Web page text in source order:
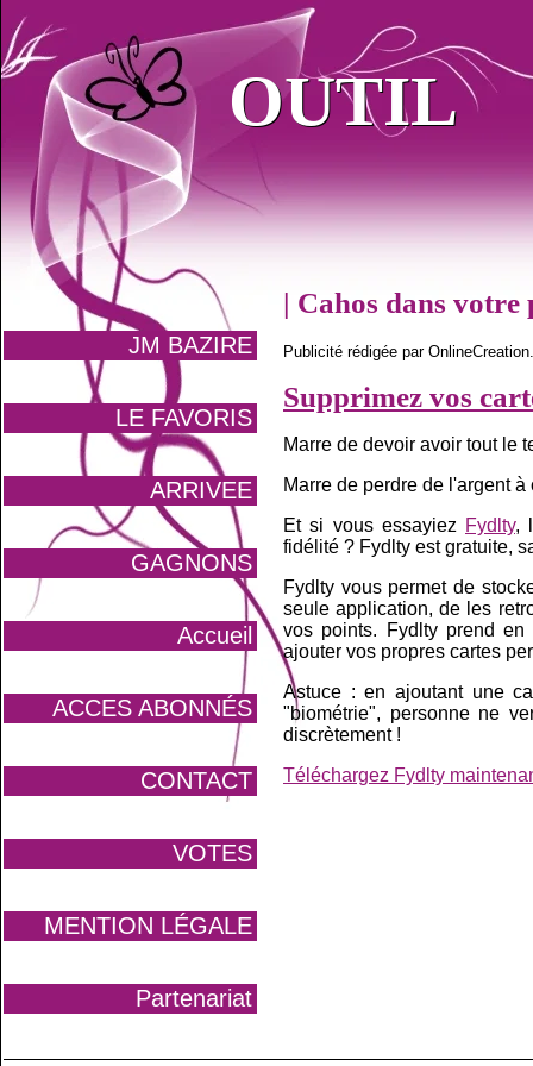
OUTIL
OUTIL
JM BAZIRE
LE FAVORIS
ARRIVEE
GAGNONS
Accueil
ACCES ABONNÉS
CONTACT
VOTES
MENTION LÉGALE
Partenariat
| Cahos dans votre
Publicité rédigée par
Supprimez vos
Marre de devoir avoir tout le
Marre de perdre de l'argent
Et si vous essayiez Fydlty,
fidélité ? Fydlty est gratuite,
Fydlty vous permet de
seule application, de les
vos points. Fydlty prend
ajouter vos propres cartes
Astuce : en ajoutant une
"biométrie", personne ne
discrètement !
Téléchargez Fydlty